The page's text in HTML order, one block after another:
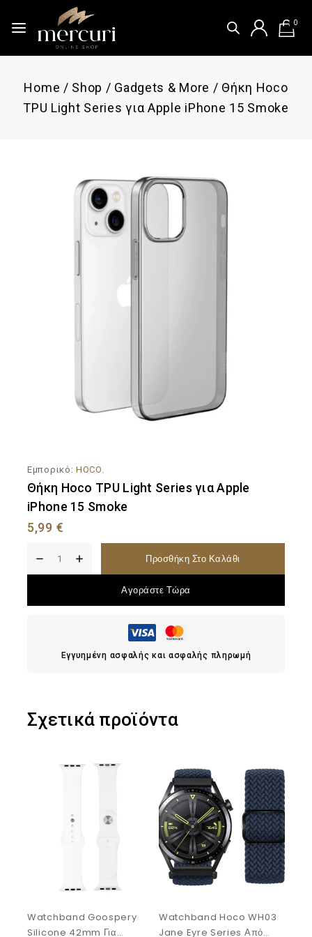
0
Home / Shop / Gadgets & More / Θήκη Hoco
TPU Light Series για Apple iPhone 15 Smoke
Εμπορικό: HOCO.
Θήκη Hoco TPU Light Series για Apple
iPhone 15 Smoke
5,99 €
Προσθήκη Στο Καλάθι
Αγοράστε Τώρα
Εγγυημένη ασφαλής και ασφαλής πληρωμή
Σχετικά προϊόντα
Watchband Goospery
Silicone 42mm Για
Watchband Hoco WH03
Jane Eyre Series Από